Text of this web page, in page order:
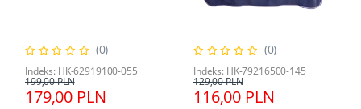
(0)
Indeks: HK-62919100-055
179,00 PLN
199,00 PLN
(0)
Indeks: HK-79216500-145
116,00 PLN
129,00 PLN